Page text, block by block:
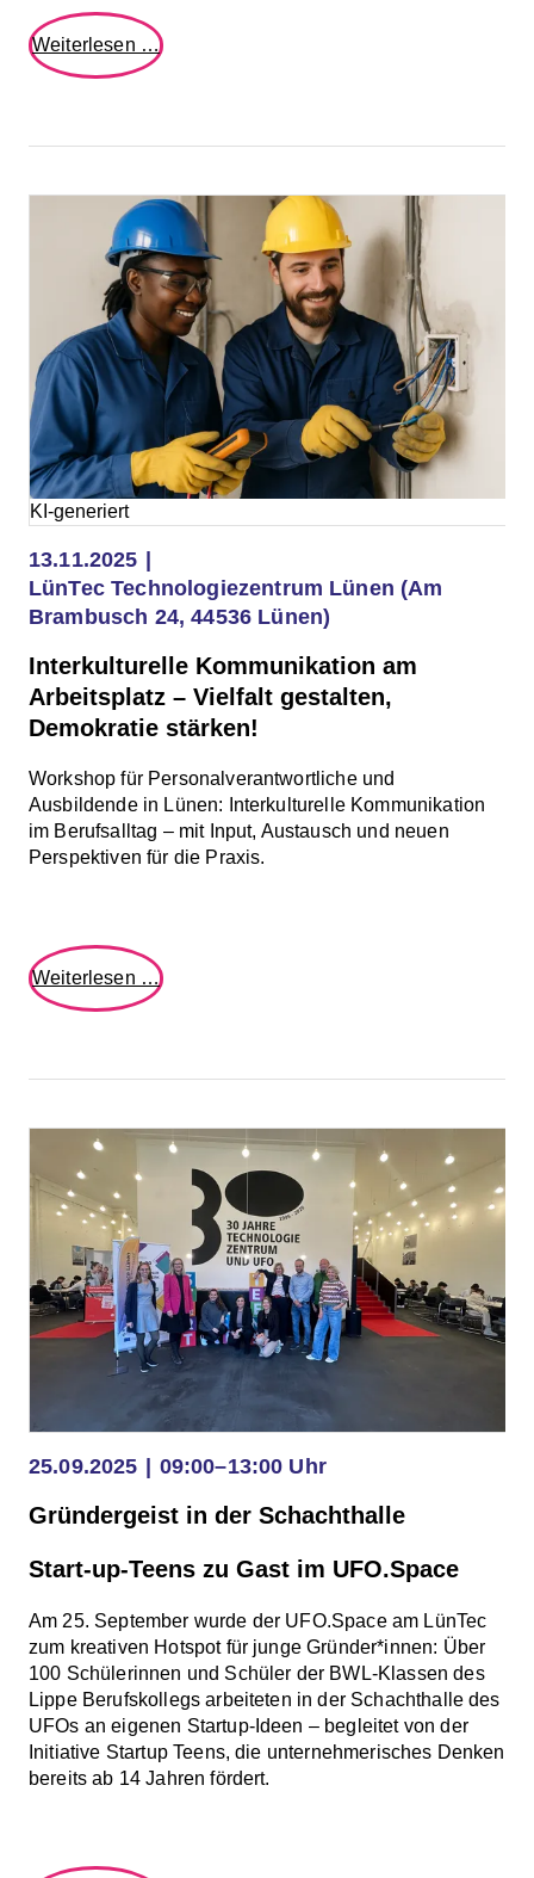
Weiterlesen …Demokratiekonferenz
für
Demokratie
Lünen
KI-generiert
13.11.2025
LünTec Technologiezentrum Lünen (Am
Brambusch 24, 44536 Lünen)
Interkulturelle Kommunikation am
Arbeitsplatz – Vielfalt gestalten,
Demokratie stärken!
Workshop für Personalverantwortliche und
Ausbildende in Lünen: Interkulturelle Kommunikation
im Berufsalltag – mit Input, Austausch und neuen
Perspektiven für die Praxis.
Weiterlesen …Interkulturelle
Arbeitsplatz
Vielfalt
gestalten,
Demokratie
25.09.2025 09:00–13:00 Uhr
Gründergeist in der Schachthalle
Start-up-Teens zu Gast im UFO.Space
Am 25. September wurde der UFO.Space am LünTec
zum kreativen Hotspot für junge Gründer*innen: Über
100 Schülerinnen und Schüler der BWL-Klassen des
Lippe Berufskollegs arbeiteten in der Schachthalle des
UFOs an eigenen Startup-Ideen – begleitet von der
Initiative Startup Teens, die unternehmerisches Denken
bereits ab 14 Jahren fördert.